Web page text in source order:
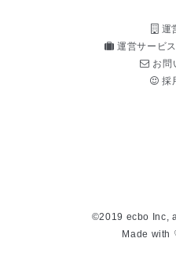
運
運営サービ
お問
採
©2019 ecbo Inc,
Made with